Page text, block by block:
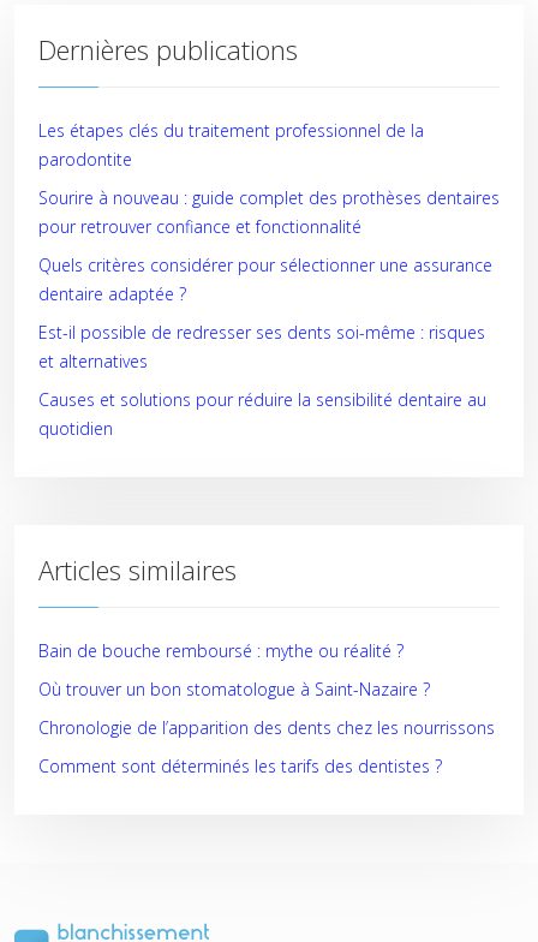
Dernières publications
Les étapes clés du traitement professionnel de la
parodontite
Sourire à nouveau : guide complet des prothèses dentaires
pour retrouver confiance et fonctionnalité
Quels critères considérer pour sélectionner une assurance
dentaire adaptée ?
Est-il possible de redresser ses dents soi-même : risques
et alternatives
Causes et solutions pour réduire la sensibilité dentaire au
quotidien
Articles similaires
Bain de bouche remboursé : mythe ou réalité ?
Où trouver un bon stomatologue à Saint-Nazaire ?
Chronologie de l’apparition des dents chez les nourrissons
Comment sont déterminés les tarifs des dentistes ?